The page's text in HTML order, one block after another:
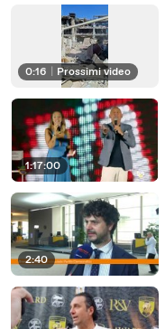
0:16 Prossimi video
1:17:00
2:40